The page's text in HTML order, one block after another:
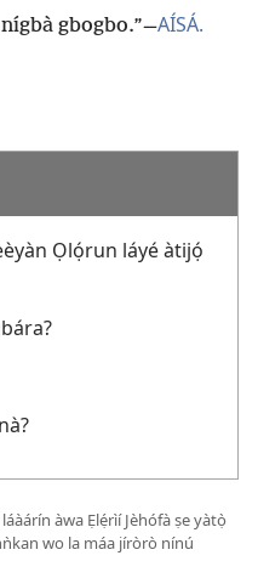
gbogbo.”​—AÍSÁ.
Ọlọ́run láyé àtijọ́
àwa Ẹlẹ́rìí Jèhófà ṣe yàtọ̀
wo la máa jíròrò nínú